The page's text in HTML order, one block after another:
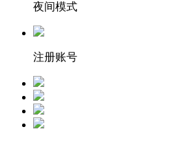
夜间模式
注册账号